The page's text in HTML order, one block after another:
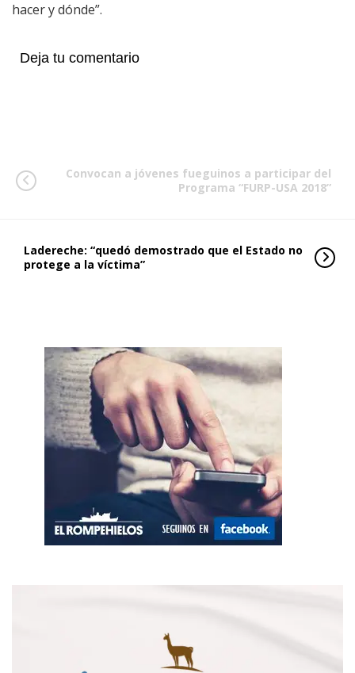
hacer y dónde”.
Deja tu comentario
Convocan a jóvenes fueguinos a participar del
Programa “FURP-USA 2018”
Ladereche: “quedó demostrado que el Estado no
protege a la víctima”